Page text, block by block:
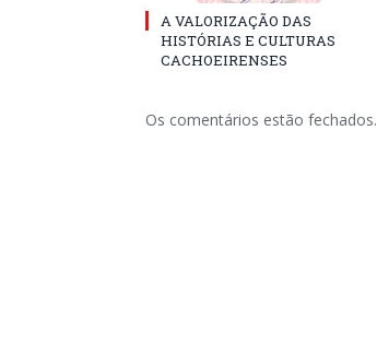
A VALORIZAÇÃO DAS
HISTÓRIAS E CULTURAS
CACHOEIRENSES
Os comentários estão fechados.